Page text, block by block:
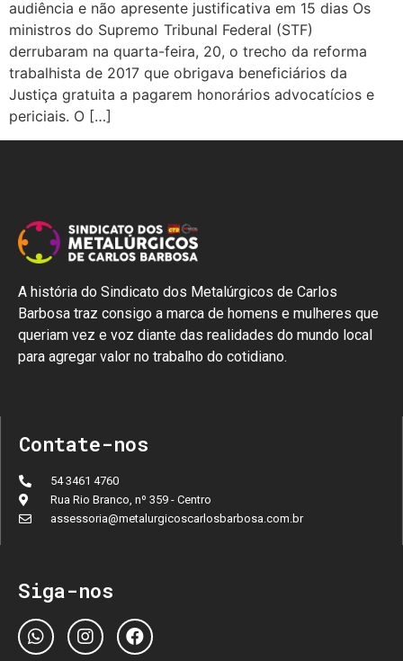
audiência e não apresente justificativa em 15 dias Os
ministros do Supremo Tribunal Federal (STF)
derrubaram na quarta-feira, 20, o trecho da reforma
trabalhista de 2017 que obrigava beneficiários da
Justiça gratuita a pagarem honorários advocatícios e
periciais. O […]
A história do Sindicato dos Metalúrgicos de Carlos
Barbosa traz consigo a marca de homens e mulheres que
queriam vez e voz diante das realidades do mundo local
para agregar valor no trabalho do cotidiano.
Contate-nos
54 3461 4760
Rua Rio Branco, nº 359 - Centro
assessoria@metalurgicoscarlosbarbosa.com.br
Siga-nos